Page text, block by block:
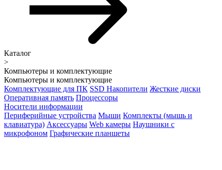
Каталог
>
Компьютеры и комплектующие
Компьютеры и комплектующие
Комплектующие для ПК SSD Накопители Жесткие диски
Оперативная память Процессоры
Носители информации
Периферийные устройства Мыши Комплекты (мышь и
клавиатура) Аксессуары Web камеры Наушники с
микрофоном Графические планшеты